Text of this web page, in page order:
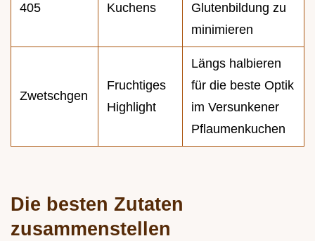
405
Kuchens
Glutenbildung zu
minimieren
Zwetschgen
Fruchtiges
Highlight
Längs halbieren
für die beste Optik
im Versunkener
Pflaumenkuchen
Die besten Zutaten
zusammenstellen